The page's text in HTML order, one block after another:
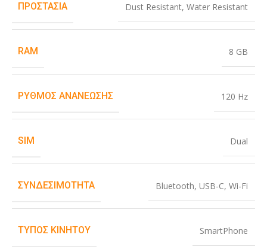
ΠΡΟΣΤΑΣΊΑ Dust Resistant, Water Resistant
RAM 8 GB
ΡΥΘΜΌΣ ΑΝΑΝΈΩΣΗΣ 120 Hz
SIM Dual
ΣΥΝΔΕΣΙΜΌΤΗΤΑ Bluetooth, USB-C, Wi-Fi
ΤΎΠΟΣ ΚΙΝΗΤΟΎ SmartPhone